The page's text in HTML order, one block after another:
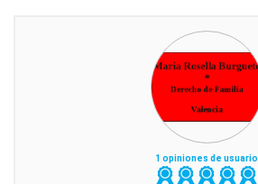
1 opiniones de usuario